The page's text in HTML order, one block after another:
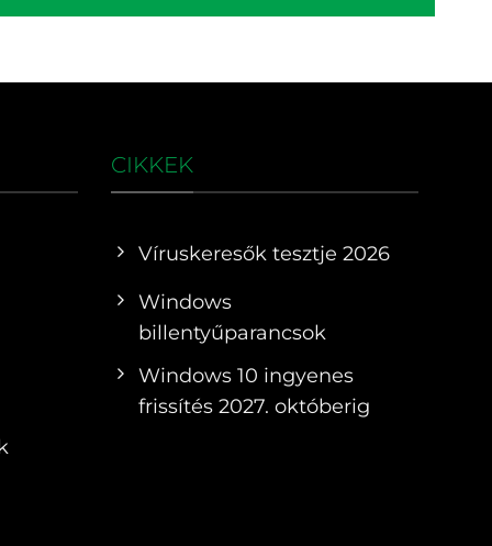
CIKKEK
Víruskeresők tesztje 2026
Windows
billentyűparancsok
Windows 10 ingyenes
frissítés 2027. októberig